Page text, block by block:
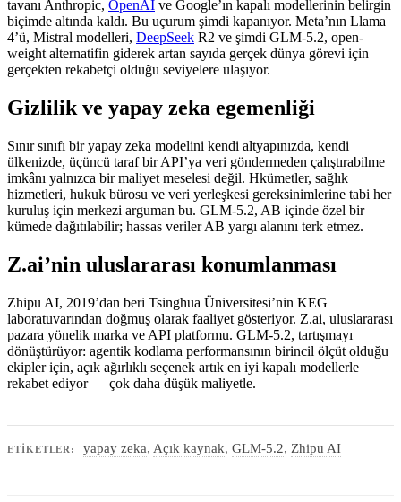
tavanı Anthropic, OpenAI ve Google’ın kapalı modellerinin belirgin
biçimde altında kaldı. Bu uçurum şimdi kapanıyor. Meta’nın Llama
4’ü, Mistral modelleri, DeepSeek R2 ve şimdi GLM-5.2, open-
weight alternatifin giderek artan sayıda gerçek dünya görevi için
gerçekten rekabetçi olduğu seviyelere ulaşıyor.
Gizlilik ve yapay zeka egemenliği
Sınır sınıfı bir yapay zeka modelini kendi altyapınızda, kendi
ülkenizde, üçüncü taraf bir API’ya veri göndermeden çalıştırabilme
imkânı yalnızca bir maliyet meselesi değil. Hkümetler, sağlık
hizmetleri, hukuk bürosu ve veri yerleşkesi gereksinimlerine tabi her
kuruluş için merkezi arguman bu. GLM-5.2, AB içinde özel bir
kümede dağıtılabilir; hassas veriler AB yargı alanını terk etmez.
Z.ai’nin uluslararası konumlanması
Zhipu AI, 2019’dan beri Tsinghua Üniversitesi’nin KEG
laboratuvarından doğmuş olarak faaliyet gösteriyor. Z.ai, uluslararası
pazara yönelik marka ve API platformu. GLM-5.2, tartışmayı
dönüştürüyor: agentik kodlama performansının birincil ölçüt olduğu
ekipler için, açık ağırlıklı seçenek artık en iyi kapalı modellerle
rekabet ediyor — çok daha düşük maliyetle.
ETIKETLER: yapay zeka, Açık kaynak, GLM-5.2, Zhipu AI